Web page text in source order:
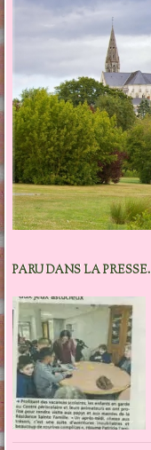
PARU DANS LA PRESSE.